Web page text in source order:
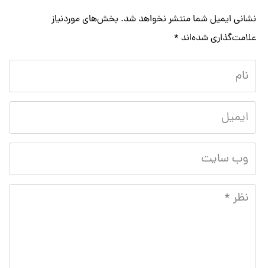
نشانی ایمیل شما منتشر نخواهد شد. بخش‌های موردنیاز
علامت‌گذاری شده‌اند *